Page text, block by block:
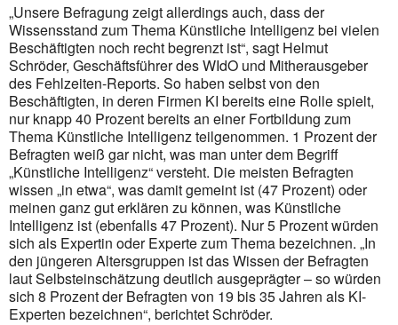
„Unsere Befragung zeigt allerdings auch, dass der
Wissensstand zum Thema Künstliche Intelligenz bei vielen
Beschäftigten noch recht begrenzt ist“, sagt Helmut
Schröder, Geschäftsführer des WIdO und Mitherausgeber
des Fehlzeiten-Reports. So haben selbst von den
Beschäftigten, in deren Firmen KI bereits eine Rolle spielt,
nur knapp 40 Prozent bereits an einer Fortbildung zum
Thema Künstliche Intelligenz teilgenommen. 1 Prozent der
Befragten weiß gar nicht, was man unter dem Begriff
„Künstliche Intelligenz“ versteht. Die meisten Befragten
wissen „in etwa“, was damit gemeint ist (47 Prozent) oder
meinen ganz gut erklären zu können, was Künstliche
Intelligenz ist (ebenfalls 47 Prozent). Nur 5 Prozent würden
sich als Expertin oder Experte zum Thema bezeichnen. „In
den jüngeren Altersgruppen ist das Wissen der Befragten
laut Selbsteinschätzung deutlich ausgeprägter – so würden
sich 8 Prozent der Befragten von 19 bis 35 Jahren als KI-
Experten bezeichnen“, berichtet Schröder.